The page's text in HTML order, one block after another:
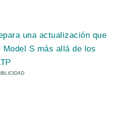
una actualización que
S más allá de los